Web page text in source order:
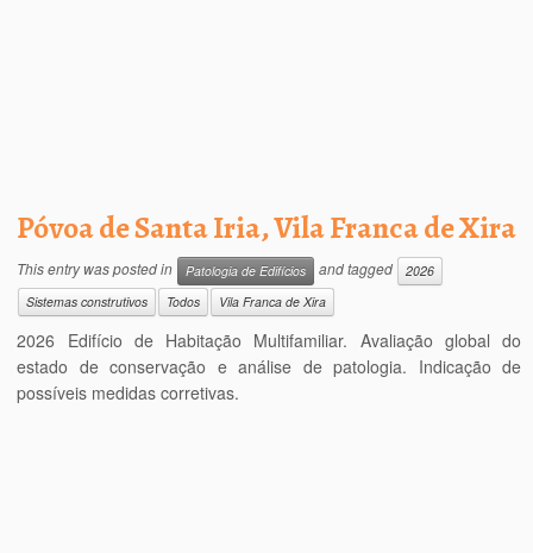
Póvoa de Santa Iria, Vila Franca de Xira
This entry was posted in Patologia de Edifícios and tagged
2026
Sistemas construtivos
Todos Vila Franca de Xira
2026 Edifício de Habitação Multifamiliar. Avaliação global do
estado de conservação e análise de patologia. Indicação de
possíveis medidas corretivas.